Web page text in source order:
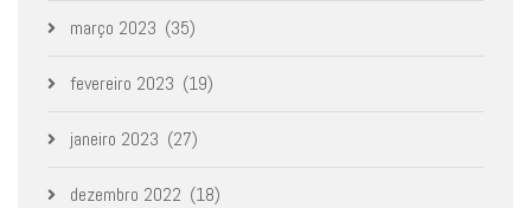
março 2023 (35)
fevereiro 2023 (19)
janeiro 2023 (27)
dezembro 2022 (18)